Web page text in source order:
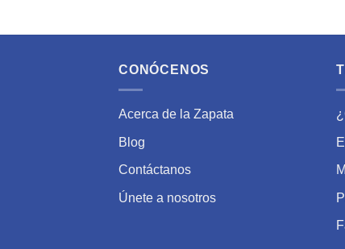
CONÓCENOS
Acerca de la Zapata
Blog
Contáctanos
Únete a nosotros